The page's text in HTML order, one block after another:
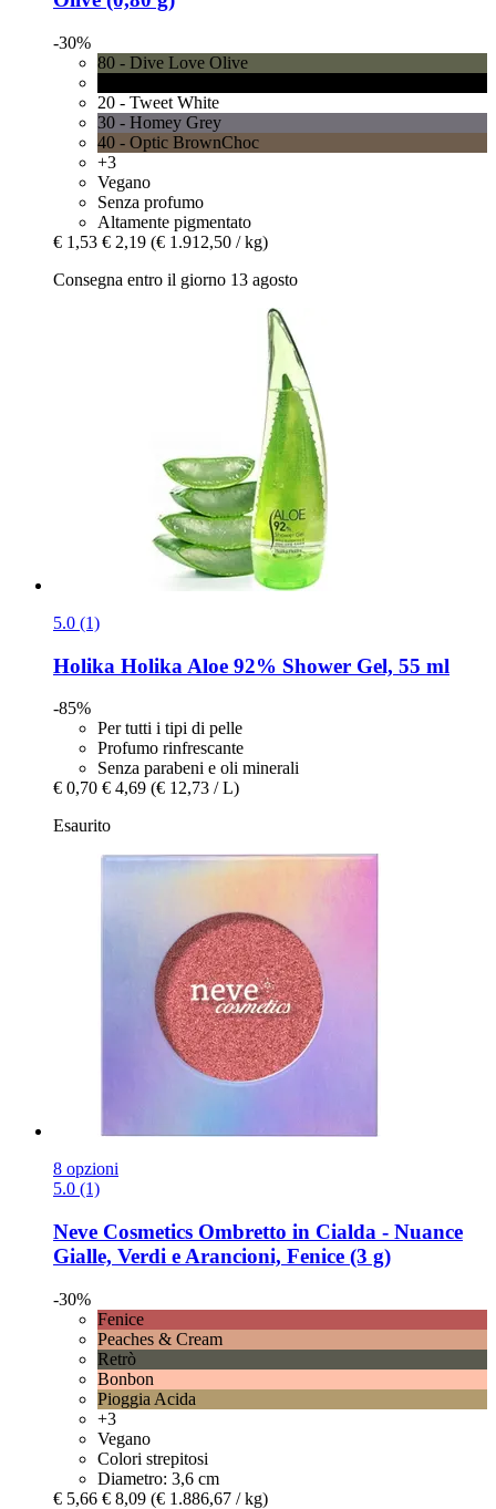
-30%
80 - Dive Love Olive
20 - Tweet White
30 - Homey Grey
40 - Optic BrownChoc
+3
Vegano
Senza profumo
Altamente pigmentato
€ 1,53 € 2,19 (€ 1.912,50 / kg)
Consegna entro il giorno 13 agosto
5.0 (1)
Holika Holika Aloe 92% Shower Gel, 55 ml
-85%
Per tutti i tipi di pelle
Profumo rinfrescante
Senza parabeni e oli minerali
€ 0,70 € 4,69 (€ 12,73 / L)
Esaurito
8 opzioni
5.0 (1)
Neve Cosmetics Ombretto in Cialda -​ Nuance
Gialle, Verdi e Arancioni, Fenice (3 g)
-30%
Fenice
Peaches & Cream
Retrò
Bonbon
Pioggia Acida
+3
Vegano
Colori strepitosi
Diametro: 3,6 cm
€ 5,66 € 8,09 (€ 1.886,67 / kg)